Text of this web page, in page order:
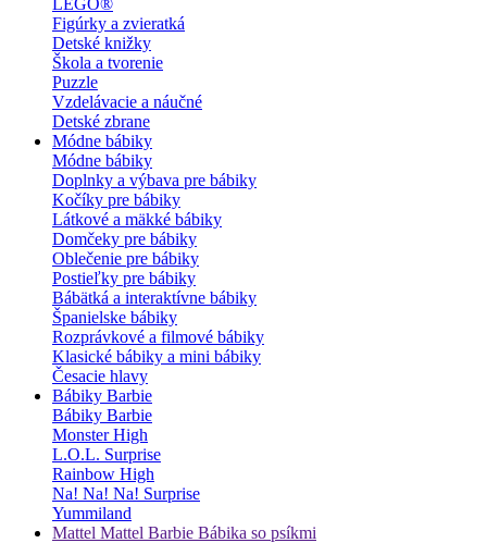
LEGO®
Figúrky a zvieratká
Detské knižky
Škola a tvorenie
Puzzle
Vzdelávacie a náučné
Detské zbrane
Módne bábiky
Módne bábiky
Doplnky a výbava pre bábiky
Kočíky pre bábiky
Látkové a mäkké bábiky
Domčeky pre bábiky
Oblečenie pre bábiky
Postieľky pre bábiky
Bábätká a interaktívne bábiky
Španielske bábiky
Rozprávkové a filmové bábiky
Klasické bábiky a mini bábiky
Česacie hlavy
Bábiky Barbie
Bábiky Barbie
Monster High
L.O.L. Surprise
Rainbow High
Na! Na! Na! Surprise
Yummiland
Mattel Mattel Barbie Bábika so psíkmi